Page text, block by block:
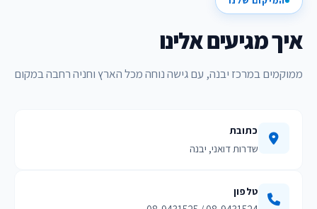
איך מגיעים אלינו
ממוקמים במרכז יבנה, עם גישה נוחה מכל הארץ וחניה רחבה במקום
כתובת
שדרות דואני, יבנה
טלפון